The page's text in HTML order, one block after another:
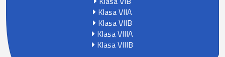
Klasa VIIA
Klasa VIIB
Klasa VIIIA
Klasa VIIIB